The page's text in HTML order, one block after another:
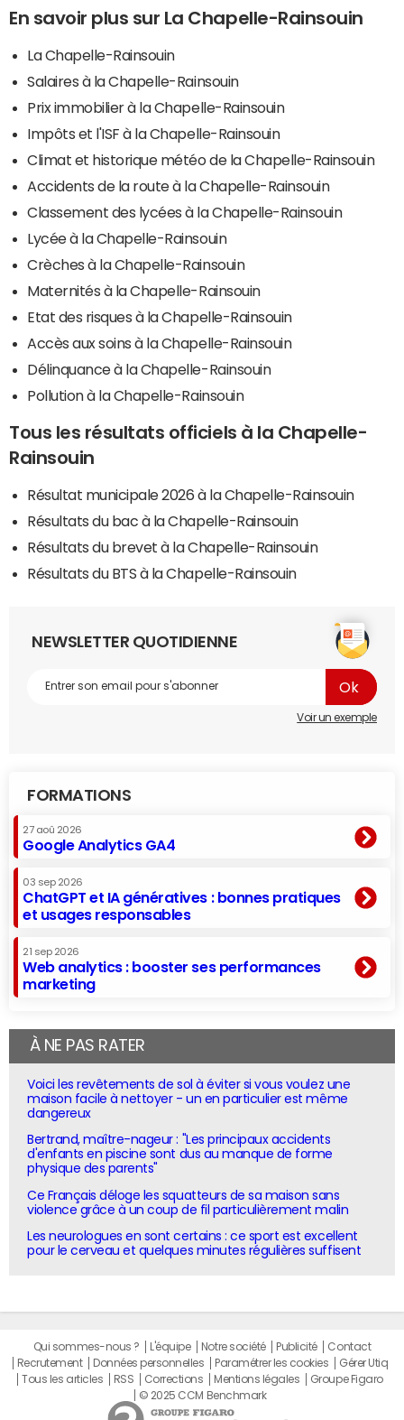
En savoir plus sur La Chapelle-Rainsouin
La Chapelle-Rainsouin
Salaires à la Chapelle-Rainsouin
Prix immobilier à la Chapelle-Rainsouin
Impôts et l'ISF à la Chapelle-Rainsouin
Climat et historique météo de la Chapelle-Rainsouin
Accidents de la route à la Chapelle-Rainsouin
Classement des lycées à la Chapelle-Rainsouin
Lycée à la Chapelle-Rainsouin
Crèches à la Chapelle-Rainsouin
Maternités à la Chapelle-Rainsouin
Etat des risques à la Chapelle-Rainsouin
Accès aux soins à la Chapelle-Rainsouin
Délinquance à la Chapelle-Rainsouin
Pollution à la Chapelle-Rainsouin
Tous les résultats officiels à la Chapelle-
Rainsouin
Résultat municipale 2026 à la Chapelle-Rainsouin
Résultats du bac à la Chapelle-Rainsouin
Résultats du brevet à la Chapelle-Rainsouin
Résultats du BTS à la Chapelle-Rainsouin
NEWSLETTER QUOTIDIENNE
Voir un exemple
FORMATIONS
27 aoû 2026
Google Analytics GA4
03 sep 2026
ChatGPT et IA génératives : bonnes pratiques
et usages responsables
21 sep 2026
Web analytics : booster ses performances
marketing
À NE PAS RATER
Voici les revêtements de sol à éviter si vous voulez une
maison facile à nettoyer - un en particulier est même
dangereux
Bertrand, maître-nageur : "Les principaux accidents
d'enfants en piscine sont dus au manque de forme
physique des parents"
Ce Français déloge les squatteurs de sa maison sans
violence grâce à un coup de fil particulièrement malin
Les neurologues en sont certains : ce sport est excellent
pour le cerveau et quelques minutes régulières suffisent
Qui sommes-nous ? L'équipe Notre société Publicité
Contact
Recrutement
Données personnelles Paramétrer les cookies
Gérer Utiq
Tous les articles
RSS Corrections Mentions légales
Groupe Figaro
© 2025 CCM Benchmark